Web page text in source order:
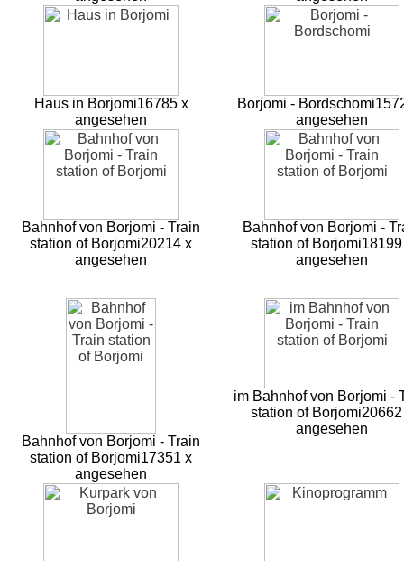
Haus in Borjomi16785 x
angesehen
Borjomi - Bordschomi
angesehen
Bahnhof von Borjomi - Train
station of Borjomi20214 x
angesehen
Bahnhof von Borjomi -
station of Borjomi
angesehen
Bahnhof von Borjomi - Train
station of Borjomi17351 x
angesehen
im Bahnhof von Borjomi -
station of Borjomi
angesehen